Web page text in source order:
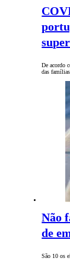
De acordo
das
Não
de
São 10 os